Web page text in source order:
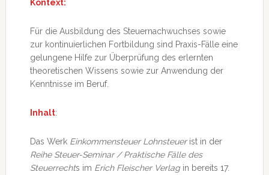
Kontext:
Für die Ausbildung des Steuernachwuchses sowie
zur kontinuierlichen Fortbildung sind Praxis-Fälle eine
gelungene Hilfe zur Überprüfung des erlernten
theoretischen Wissens sowie zur Anwendung der
Kenntnisse im Beruf.
Inhalt:
Das Werk Einkommensteuer Lohnsteuerist in der
Reihe Steuer-Seminar / Praktische Fälle des
Steuerrechts im Erich Fleischer Verlagin bereits 17.